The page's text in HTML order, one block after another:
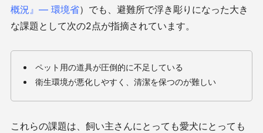
概況』― 環境省）でも、避難所で浮き彫りになった大き
な課題として次の2点が指摘されています。
ペット用の道具が圧倒的に不足している
衛生環境が悪化しやすく、清潔を保つのが難しい
これらの課題は、飼い主さんにとっても愛犬にとっても